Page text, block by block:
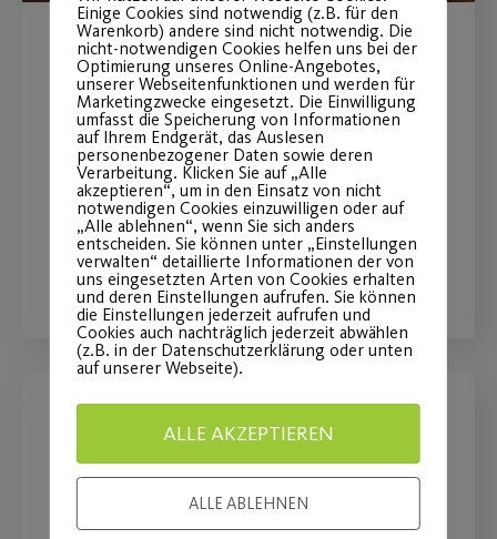
Inklusives
Bewegungsangebot im
Stadtpark
Neues Angebot "Bunter Sport"
WEITERLESEN
Ferienschwimmkurse in den
Herbstferien
Die Anmeldung für unsere
Einige Cookies sind notwendig (z.B. für den
Warenkorb) andere sind nicht notwendig. Die
nicht-notwendigen Cookies helfen uns bei der
Optimierung unseres Online-Angebotes,
unserer Webseitenfunktionen und werden für
Marketingzwecke eingesetzt. Die Einwilligung
umfasst die Speicherung von Informationen
auf Ihrem Endgerät, das Auslesen
personenbezogener Daten sowie deren
Verarbeitung. Klicken Sie auf „Alle
akzeptieren“, um in den Einsatz von nicht
notwendigen Cookies einzuwilligen oder auf
„Alle ablehnen“, wenn Sie sich anders
entscheiden. Sie können unter „Einstellungen
verwalten“ detaillierte Informationen der von
uns eingesetzten Arten von Cookies erhalten
und deren Einstellungen aufrufen. Sie können
die Einstellungen jederzeit aufrufen und
Cookies auch nachträglich jederzeit abwählen
(z.B. in der Datenschutzerklärung oder unten
auf unserer Webseite).
ALLE AKZEPTIEREN
ALLE ABLEHNEN